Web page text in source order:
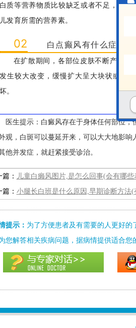
白质等营养物质比较缺乏或者不足，妊
儿发育所需的营养素。
02 白点癫风有什么症状
在扩散期间，各部位皮肤不断产生新
发生较大改变，缓慢扩大呈大块状或岛
坏。
医生提示：白癜风存在于身体任何部位
观，白斑可以蔓延开来，可以大大地影
他并发症，就赶紧接受诊治。
： 儿童白癞风图片,是怎么回事(会有哪些
： 小腿长白班是什么原因,早期诊断方法
提示： 为了方便患者及有需要的人更好
您解答相关疾病问题，据病情提供适合您